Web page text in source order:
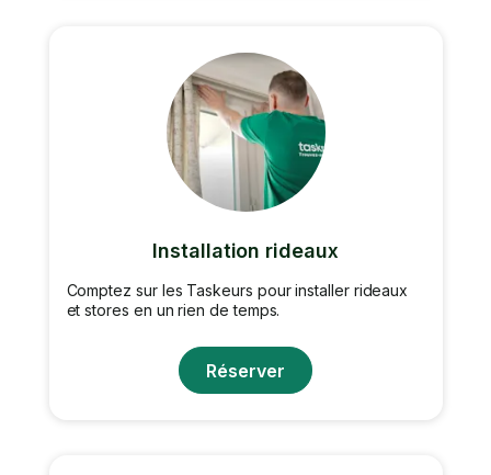
Installation rideaux
Comptez sur les Taskeurs pour installer rideaux
et stores en un rien de temps.
Réserver